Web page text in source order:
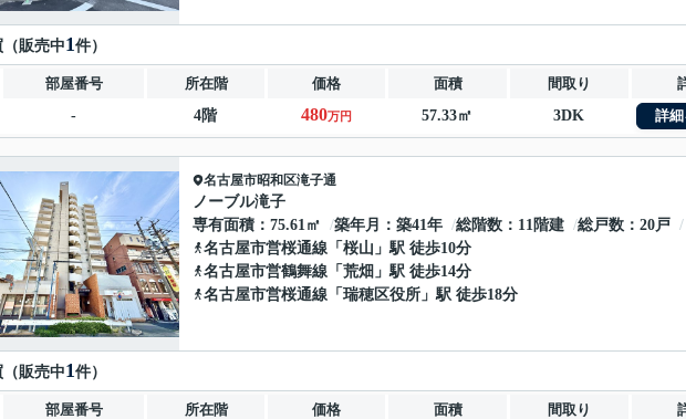
販売中1件）
部屋番号 所在階 価格 面積 間取り
-
4階 480万円 57.33㎡ 3DK 詳
名古屋市昭和区滝子通
ノーブル滝子
専有面積
75.61㎡ 築年月 築41年 総階数 11階建 総戸数
20戸
名古屋市営桜通線 「 桜山 」駅 徒歩10分
名古屋市営鶴舞線 「 荒畑 」駅 徒歩14分
名古屋市営桜通線 「 瑞穂区役所 」駅 徒歩18分
販売中1件）
部屋番号 所在階 価格 面積 間取り